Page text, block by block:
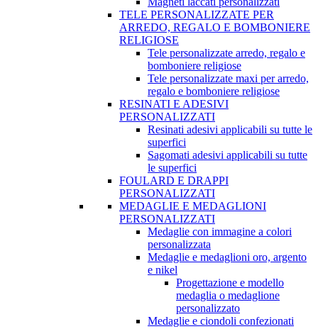
TELE PERSONALIZZATE PER
ARREDO, REGALO E BOMBONIERE
RELIGIOSE
Tele personalizzate arredo, regalo e
bomboniere religiose
Tele personalizzate maxi per arredo,
regalo e bomboniere religiose
RESINATI E ADESIVI
PERSONALIZZATI
Resinati adesivi applicabili su tutte le
superfici
Sagomati adesivi applicabili su tutte
le superfici
FOULARD E DRAPPI
PERSONALIZZATI
MEDAGLIE E MEDAGLIONI
PERSONALIZZATI
Medaglie con immagine a colori
personalizzata
Medaglie e medaglioni oro, argento
e nikel
Progettazione e modello
medaglia o medaglione
personalizzato
Medaglie e ciondoli confezionati